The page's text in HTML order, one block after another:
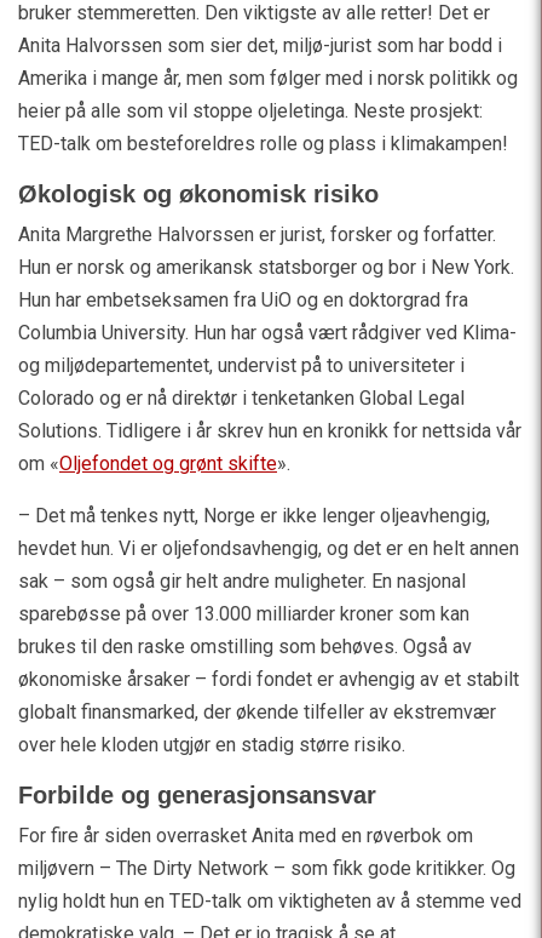
bruker stemmeretten. Den viktigste av alle retter! Det er
Anita Halvorssen som sier det, miljø-jurist som har bodd i
Amerika i mange år, men som følger med i norsk politikk og
heier på alle som vil stoppe oljeletinga. Neste prosjekt:
TED-talk om besteforeldres rolle og plass i klimakampen!
Økologisk og økonomisk risiko
Anita Margrethe Halvorssen er jurist, forsker og forfatter.
Hun er norsk og amerikansk statsborger og bor i New York.
Hun har embetseksamen fra UiO og en doktorgrad fra
Columbia University. Hun har også vært rådgiver ved Klima-
og miljødepartementet, undervist på to universiteter i
Colorado og er nå direktør i tenketanken Global Legal
Solutions. Tidligere i år skrev hun en kronikk for nettsida vår
om «Oljefondet og grønt skifte».
– Det må tenkes nytt, Norge er ikke lenger oljeavhengig,
hevdet hun. Vi er oljefondsavhengig, og det er en helt annen
sak – som også gir helt andre muligheter. En nasjonal
sparebøsse på over 13.000 milliarder kroner som kan
brukes til den raske omstilling som behøves. Også av
økonomiske årsaker – fordi fondet er avhengig av et stabilt
globalt finansmarked, der økende tilfeller av ekstremvær
over hele kloden utgjør en stadig større risiko.
Forbilde og generasjonsansvar
For fire år siden overrasket Anita med en røverbok om
miljøvern – The Dirty Network – som fikk gode kritikker. Og
nylig holdt hun en TED-talk om viktigheten av å stemme ved